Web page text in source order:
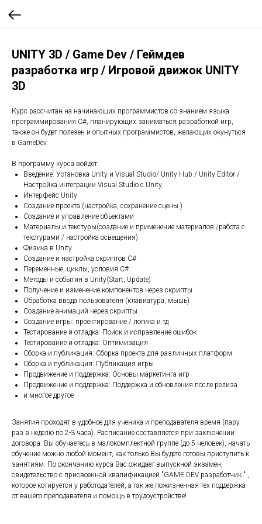
UNITY 3D / Game Dev / Геймдев
разработка игр / Игровой движок UNITY
3D
Курс рассчитан на начинающих программистов со знанием языка
программирования С#, планирующих заниматься разработкой игр,
также он будет полезен и опытных программистов, желающих окунуться
в GameDev.
В программу курса войдет:
Введение: Установка Unity и Visual Studio/ Unity Hub / Unity Editor /
Настройка интеграции Visual Studio с Unity
Интерфейс Unity
Создание проекта (настройка, сохранение сцены )
Создание и управление объектами
Материалы и текстуры(создание и применение материалов /работа с
текстурами / настройка освещения)
Физика в Unity
Создание и настройка скриптов С#
Переменные, циклы, условия С#
Методы и события в Unity(Start, Update)
Получение и изменение компонентов через скрипты
Обработка ввода пользователя (клавиатура, мышь)
Создание анимаций через скрипты
Создание игры: проектирование / логика и тд
Тестирование и отладка: Поиск и исправление ошибок
Тестирование и отладка: Оптимизация
Сборка и публикация: Сборка проекта для различных платформ
Сборка и публикация: Публикация игры
Продвижение и поддержка: Основы маркетинга игр
Продвижение и поддержка: Поддержка и обновления после релиза
и многое другое
Занятия проходят в удобное для ученика и преподавателя время (пару
раз в неделю по 2-3 часа). Расписание составляется при заключении
договора. Вы обучаетесь в малокомплектной группе (до 5 человек), начать
обучение можно любой момент, как только Вы будете готовы приступить к
занятиям. По окончанию курса Вас ожидает выпускной экзамен,
свидетельство с присвоенной квалификацией "GAME DEV разработчик " ,
которое котируется у работодателей, а так же пожизненная тех поддержка
от вашего преподавателя и помощь в трудоустройстве!